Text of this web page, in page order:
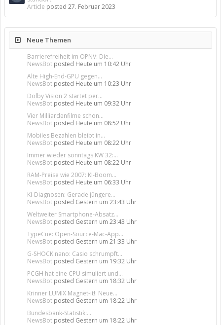
Article posted 27. Februar 2023
Neue Themen
Barrierefreiheit im ÖPNV: Die...
NewsBot posted Heute um 10:42 Uhr
Alte High-End-GPU gegen...
NewsBot posted Heute um 10:23 Uhr
Dolby Vision 2 startet per...
NewsBot posted Heute um 09:32 Uhr
Vier Milliardenfilme schon...
NewsBot posted Heute um 08:52 Uhr
Mobiles Bezahlen bleibt in...
NewsBot posted Heute um 08:22 Uhr
Immer wieder sonntags KW 32:...
NewsBot posted Heute um 08:22 Uhr
RAM-Preise wie 2007: KI-Boom...
NewsBot posted Heute um 06:33 Uhr
KI-Diagnosen: Gerade jüngere...
NewsBot posted Gestern um 23:43 Uhr
Weltweiter Smartphone-Absatz...
NewsBot posted Gestern um 23:43 Uhr
TypeCue: Open-Source-Mac-App...
NewsBot posted Gestern um 21:33 Uhr
G-SHOCK nano: Casio schrumpft...
NewsBot posted Gestern um 19:32 Uhr
PCGH hat eine CPU simuliert und...
NewsBot posted Gestern um 18:32 Uhr
Krinner LUMIX Magnet-it!: Neue...
NewsBot posted Gestern um 18:22 Uhr
Bundesbank-Statistik:...
NewsBot posted Gestern um 18:22 Uhr